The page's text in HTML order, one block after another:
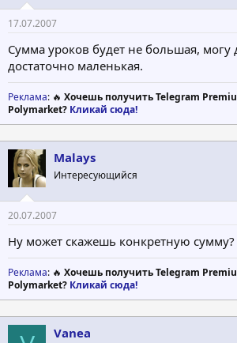
17.07.2007
Сумма уроков будет не большая, могу
достаточно маленькая.
Реклама: 🔥 Хочешь получить Telegram
Polymarket? Кликай сюда!
Malays
Интересующийся
20.07.2007
Ну может скажешь конкретную сумму?
Реклама: 🔥 Хочешь получить Telegram
Polymarket? Кликай сюда!
Vanea